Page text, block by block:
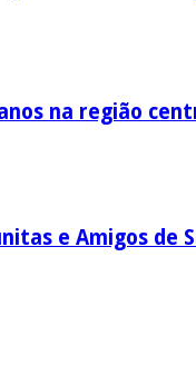
na região
e Amigos de